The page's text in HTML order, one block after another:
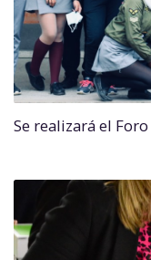
Se realizará el